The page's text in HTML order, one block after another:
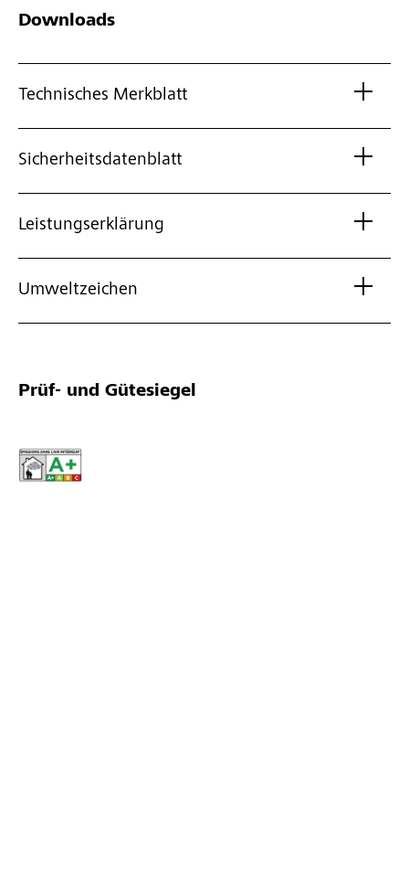
Downloads
Technisches Merkblatt
Sicherheitsdatenblatt
Leistungserklärung
Umweltzeichen
Prüf- und Gütesiegel